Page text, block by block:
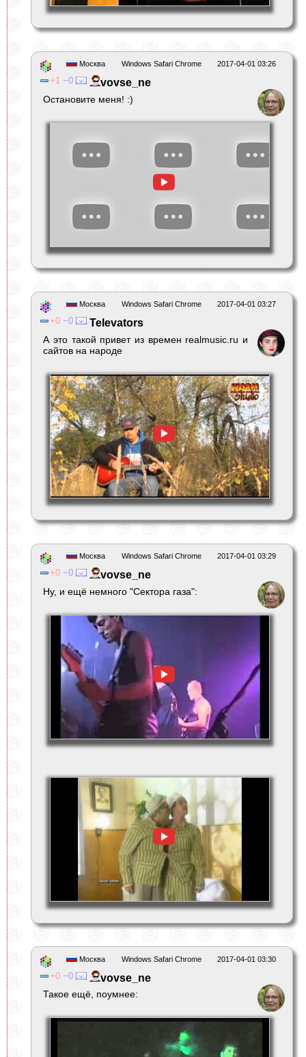
2017-04-01 03:26
Windows Safari Chrome
Москва
1 0 vovse_ne
Остановите меня! :)
2017-04-01 03:27
Windows Safari Chrome
Москва
0 0 Televators
А это такой привет из времен realmusic.ru и
сайтов на народе
2017-04-01 03:29
Windows Safari Chrome
Москва
0 0 vovse_ne
Ну, и ещё немного "Сектора газа":
2017-04-01 03:30
Windows Safari Chrome
Москва
0 0 vovse_ne
Такое ещё, поумнее: